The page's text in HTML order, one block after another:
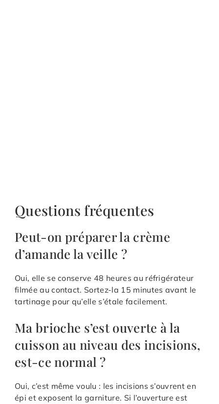
Questions fréquentes
Peut-on préparer la crème
d’amande la veille ?
Oui, elle se conserve 48 heures au réfrigérateur
filmée au contact. Sortez-la 15 minutes avant le
tartinage pour qu’elle s’étale facilement.
Ma brioche s’est ouverte à la
cuisson au niveau des incisions,
est-ce normal ?
Oui, c’est même voulu : les incisions s’ouvrent en
épi et exposent la garniture. Si l’ouverture est